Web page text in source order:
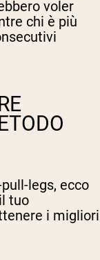
voler
chi è più
legs, ecco
tuo
i migliori